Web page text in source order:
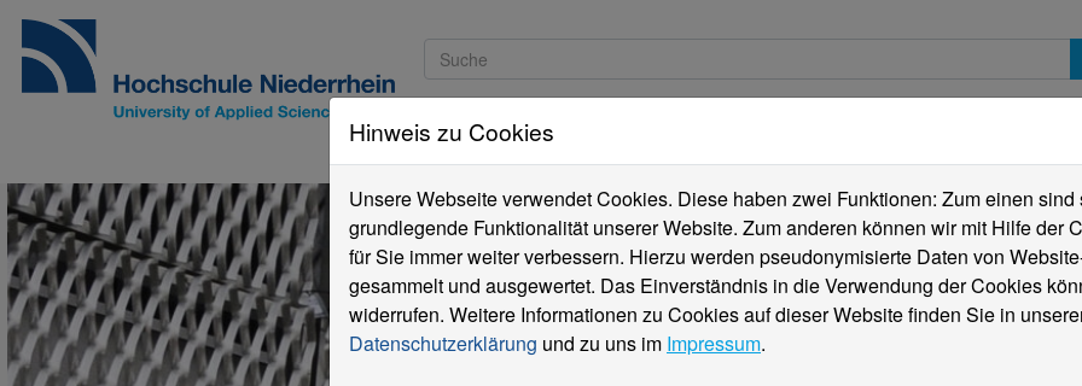
Studieninteressierte
Hinweis zu Cookies
Unsere Webseite verwendet Cookies. Diese haben zwei Funktionen: Zum einen
grundlegende Funktionalität unserer Website. Zum anderen können wir mit Hilfe der
für Sie immer weiter verbessern. Hierzu werden pseudonymisierte Daten von
gesammelt und ausgewertet. Das Einverständnis in die Verwendung der Cookies
widerrufen. Weitere Informationen zu Cookies auf dieser Website finden Sie in
Datenschutzerklärung und zu uns im Impressum.